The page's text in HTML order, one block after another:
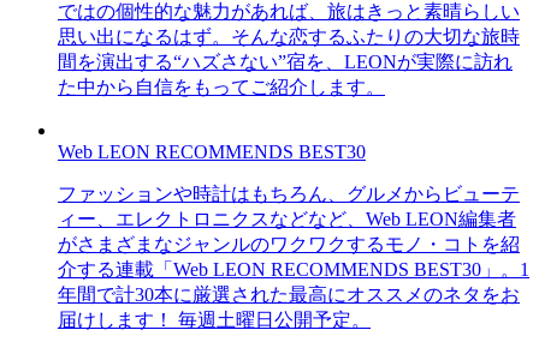
ではの個性的な魅力があれば、旅はきっと素晴らしい
思い出になるはず。そんな恋するふたりの大切な旅時
間を演出する“ハズさない”宿を、LEONが実際に訪れ
た中から自信をもってご紹介します。
Web LEON RECOMMENDS BEST30
ファッションや時計はもちろん、グルメからビューテ
ィー、エレクトロニクスなどなど、Web LEON編集者
がさまざまなジャンルのワクワクするモノ・コトを紹
介する連載「Web LEON RECOMMENDS BEST30」。1
年間で計30本に厳選された最高にオススメのネタをお
届けします！ 毎週土曜日公開予定。